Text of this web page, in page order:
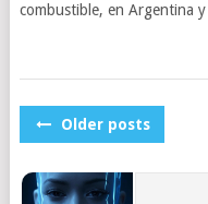
combustible, en Argentina y
POSTS
Older posts